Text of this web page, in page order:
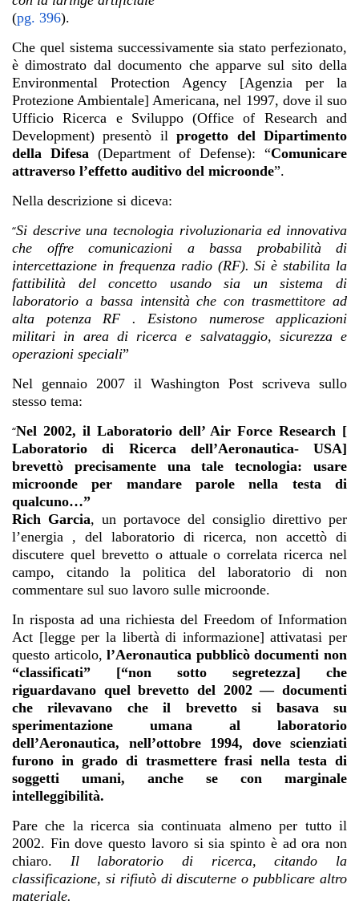
(pg. 396).
Che quel sistema successivamente sia stato perfezionato,
è dimostrato dal documento che apparve sul sito della
Environmental Protection Agency [Agenzia per la
Protezione Ambientale] Americana, nel 1997, dove il suo
Ufficio Ricerca e Sviluppo (Office of Research and
Development) presentò ilprogetto del Dipartimento
della Difesa(Department of Defense): “Comunicare
attraverso l’effetto auditivo del microonde”.
Nella descrizione si diceva:
“Si descrive una tecnologia rivoluzionaria ed innovativa
che offre comunicazioni a bassa probabilità di
intercettazione in frequenza radio (RF). Si è stabilita la
fattibilità del concetto usando sia un sistema di
laboratorio a bassa intensità che con trasmettitore ad
alta potenza RF . Esistono numerose applicazioni
militari in area di ricerca e salvataggio, sicurezza e
operazioni speciali”
Nel gennaio 2007 il Washington Post scriveva sullo
stesso tema:
“Nel 2002, il Laboratorio dell’ Air Force Research [
Laboratorio di Ricerca dell’Aeronautica- USA]
brevettò precisamente una tale tecnologia: usare
microonde per mandare parole nella testa di
qualcuno…”
Rich Garcia, un portavoce del consiglio direttivo per
l’energia , del laboratorio di ricerca, non accettò di
discutere quel brevetto o attuale o correlata ricerca nel
campo, citando la politica del laboratorio di non
commentare sul suo lavoro sulle microonde.
In risposta ad una richiesta del Freedom of Information
Act [legge per la libertà di informazione] attivatasi per
questo articolo,l’Aeronautica pubblicò documenti non
“classificati” [“non sotto segretezza] che
riguardavano quel brevetto del 2002 — documenti
che rilevavano che il brevetto si basava su
sperimentazione umana al laboratorio
dell’Aeronautica, nell’ottobre 1994, dove scienziati
furono in grado di trasmettere frasi nella testa di
soggetti umani, anche se con marginale
intelleggibilità.
Pare che la ricerca sia continuata almeno per tutto il
2002. Fin dove questo lavoro si sia spinto è ad ora non
chiaro. Il laboratorio di ricerca, citando la
classificazione, si rifiutò di discuterne o pubblicare altro
materiale.